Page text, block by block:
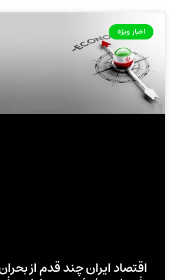
اخبار ویژه
اقتصاد ایران چند قدم از